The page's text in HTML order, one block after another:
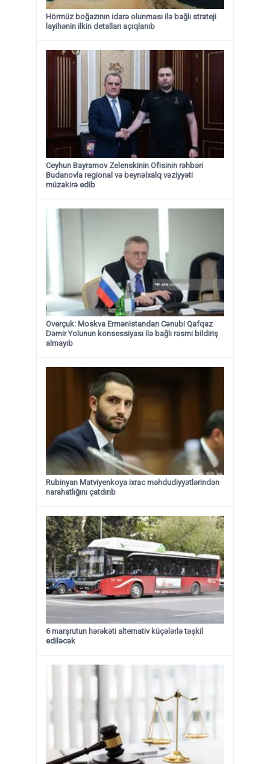
Hörmüz boğazının idarə olunması ilə bağlı strateji
layihənin ilkin detalları açıqlanıb
Ceyhun Bayramov Zelenskinin Ofisinin rəhbəri
Budanovla regional və beynəlxalq vəziyyəti
müzakirə edib
Overçuk: Moskva Ermənistandan Cənubi Qafqaz
Dəmir Yolunun konsessiyası ilə bağlı rəsmi bildiriş
almayıb
Rubinyan Matviyenkoya ixrac məhdudiyyətlərindən
narahatlığını çatdırıb
6 marşrutun hərəkəti alternativ küçələrlə təşkil
ediləcək